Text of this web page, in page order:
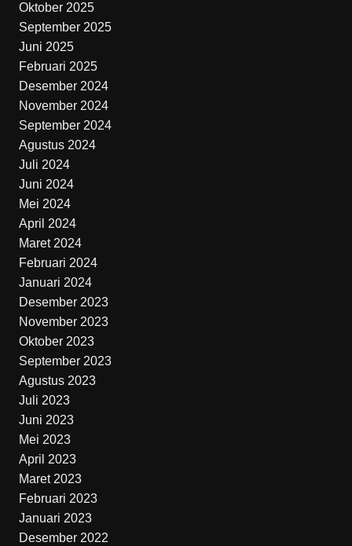
Oktober 2025
September 2025
Juni 2025
Februari 2025
Desember 2024
November 2024
September 2024
Agustus 2024
Juli 2024
Juni 2024
Mei 2024
April 2024
Maret 2024
Februari 2024
Januari 2024
Desember 2023
November 2023
Oktober 2023
September 2023
Agustus 2023
Juli 2023
Juni 2023
Mei 2023
April 2023
Maret 2023
Februari 2023
Januari 2023
Desember 2022